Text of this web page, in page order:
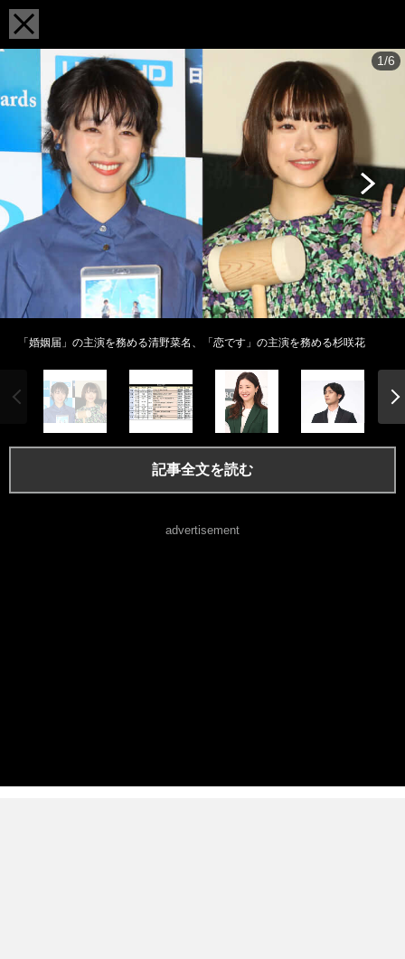
1/6
「婚姻届」の主演を務める清野菜名、「恋です」の主演を務める杉咲花
記事全文を読む
advertisement